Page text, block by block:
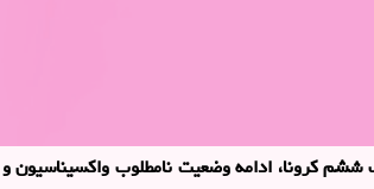
کرونا، ادامه وضعیت نامطلوب